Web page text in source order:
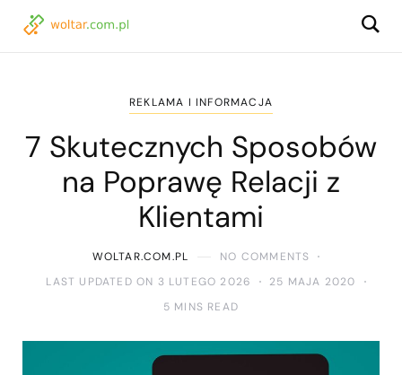
REKLAMA I INFORMACJA
7 Skutecznych Sposobów
na Poprawę Relacji z
Klientami
WOLTAR.COM.PL
NO COMMENTS
LAST UPDATED ON 3 LUTEGO 2026
25 MAJA 2020
5 MINS READ